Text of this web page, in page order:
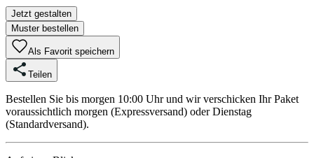
Jetzt gestalten
Muster bestellen
Als Favorit speichern
Teilen
Bestellen Sie bis morgen 10:00 Uhr und wir verschicken Ihr Paket
voraussichtlich morgen (Expressversand) oder Dienstag
(Standardversand).